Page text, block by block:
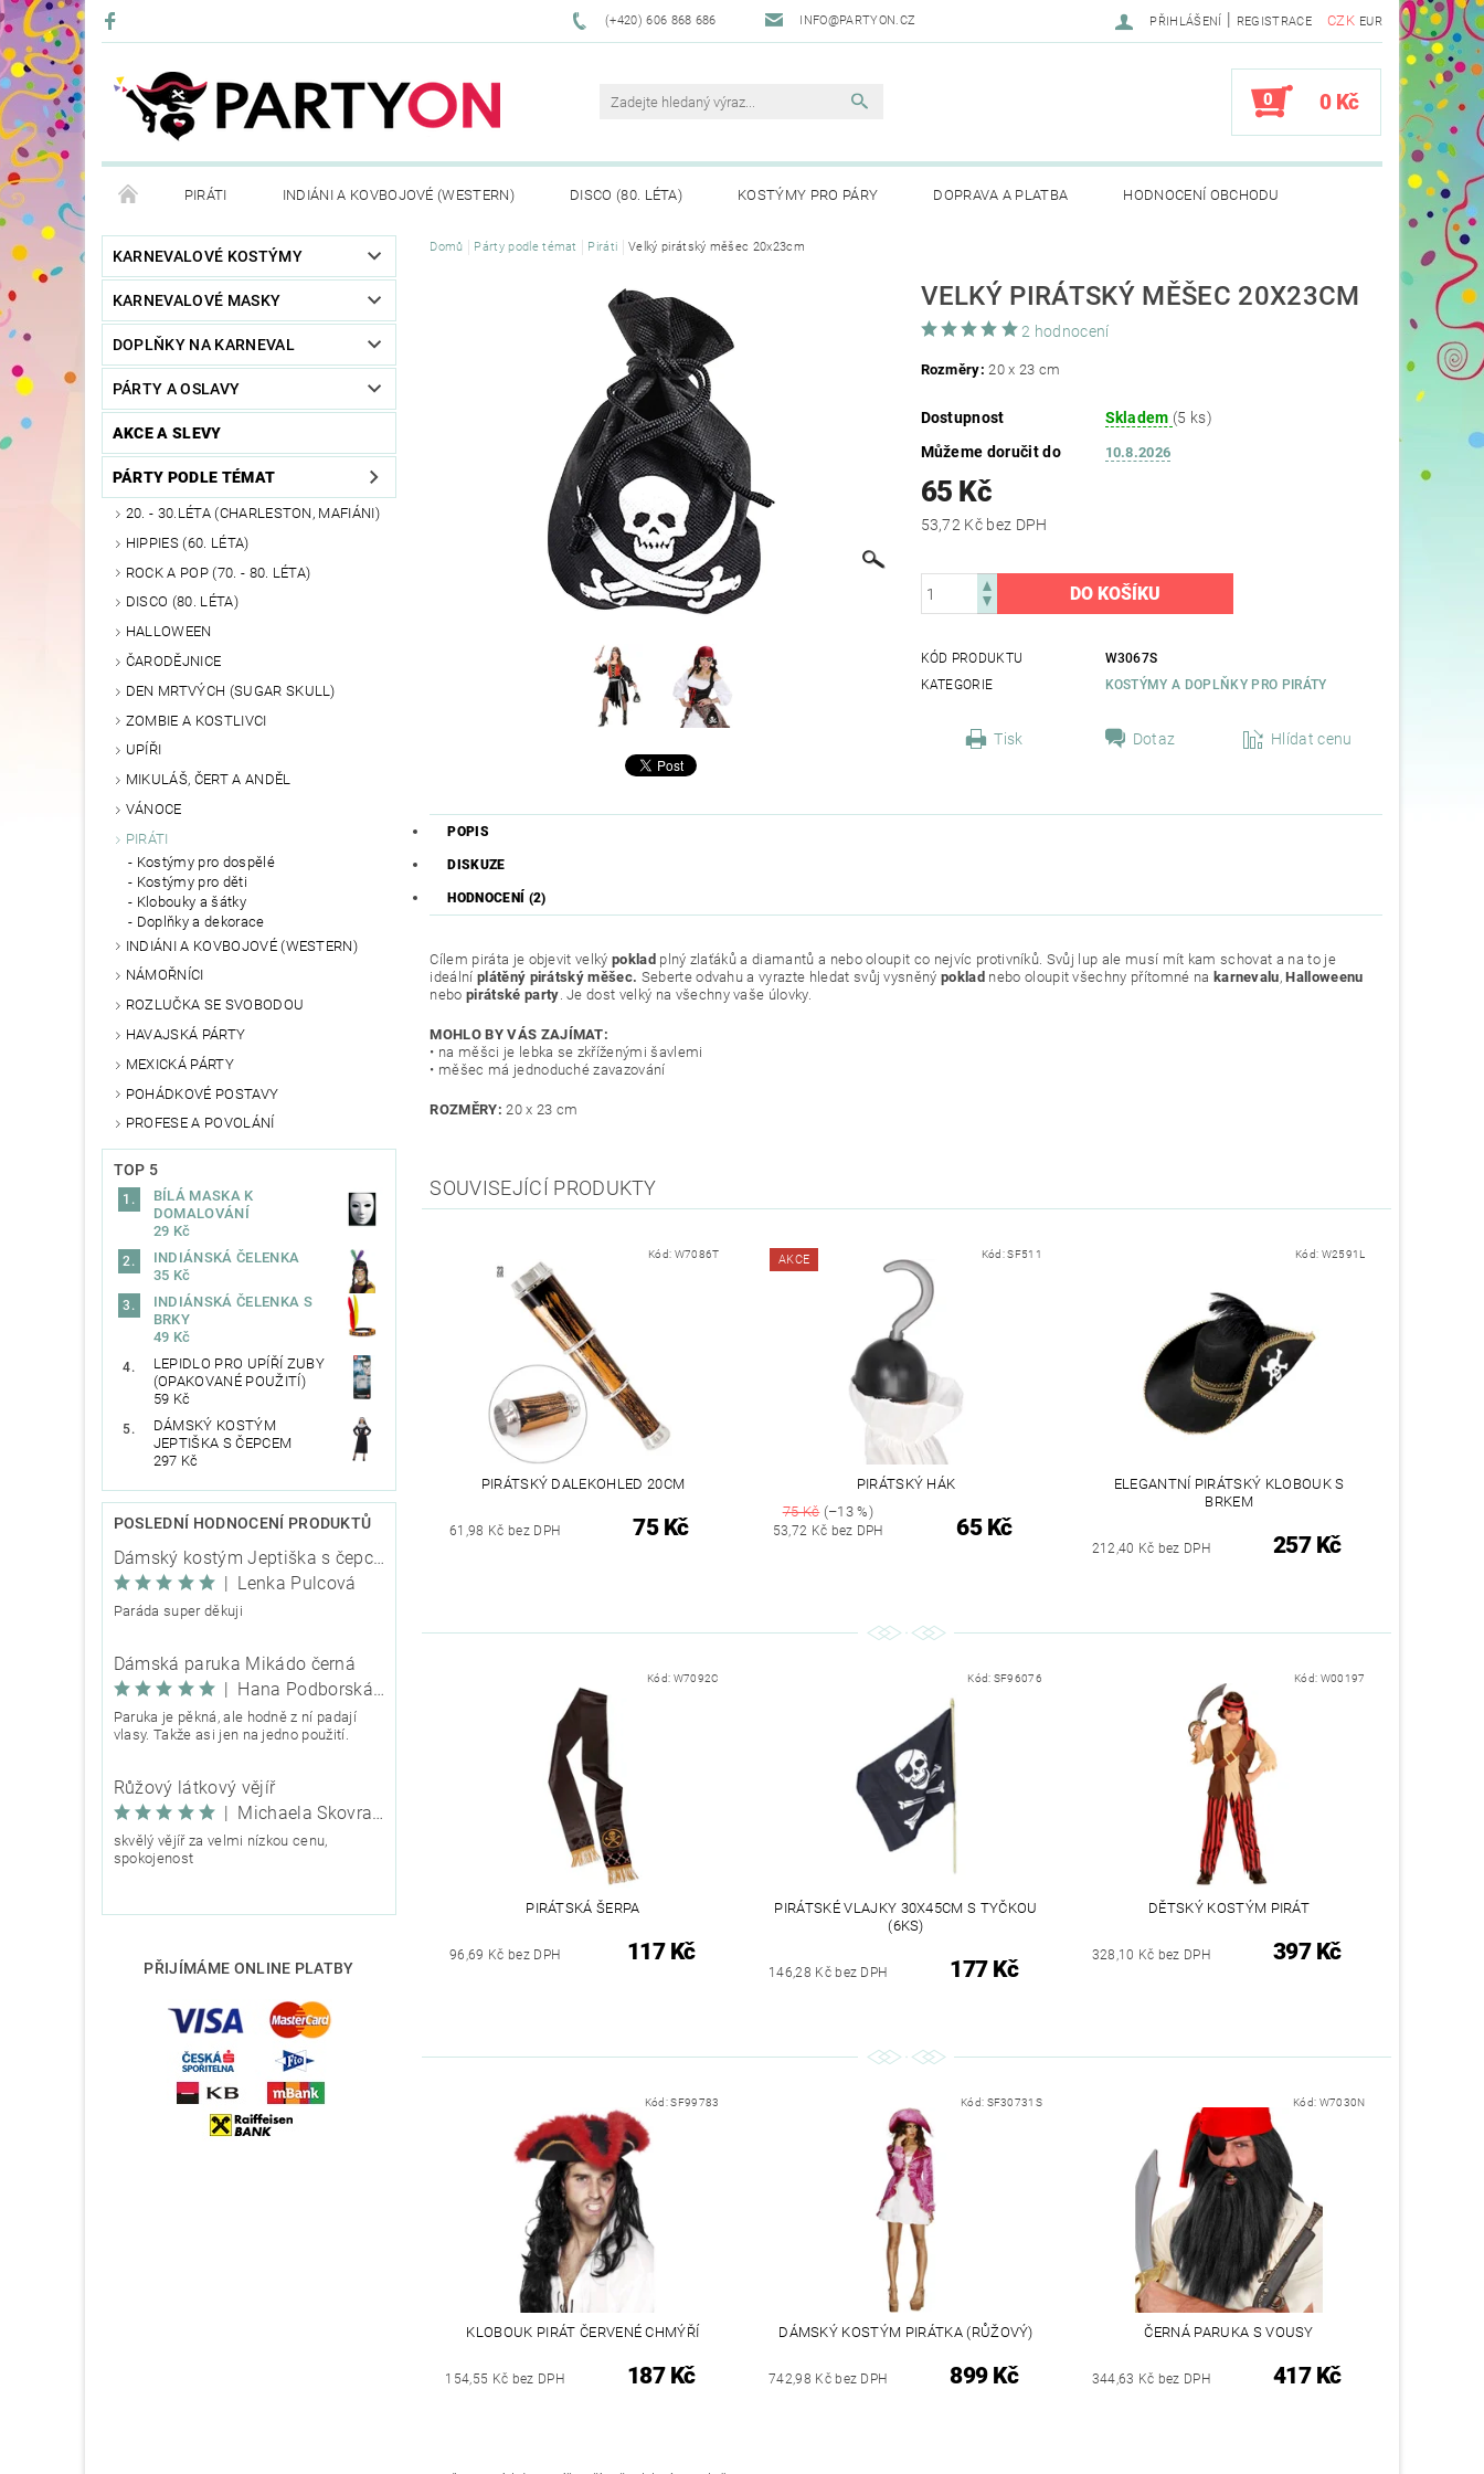
(+420) 606 868 686 INFO@PARTYON.CZ CZK EUR
PŘIHLÁŠENÍ | REGISTRACE
0 0 Kč
PIRÁTI INDIÁNI A KOVBOJOVÉ (WESTERN) DISCO (80. LÉTA) KOSTÝMY PRO PÁRY DOPRAVA A PLATBA HODNOCENÍ OBCHODU
KONTAKTY OBCHODNÍ PODMÍNKY VRÁCENÍ ZBOŽÍ REKLAMACE
KARNEVALOVÉ KOSTÝMY
KARNEVALOVÉ MASKY
DOPLŇKY NA KARNEVAL
PÁRTY A OSLAVY
AKCE A SLEVY
PÁRTY PODLE TÉMAT
20. - 30.LÉTA (CHARLESTON, MAFIÁNI)
HIPPIES (60. LÉTA)
ROCK A POP (70. - 80. LÉTA)
DISCO (80. LÉTA)
HALLOWEEN
ČARODĚJNICE
DEN MRTVÝCH (SUGAR SKULL)
ZOMBIE A KOSTLIVCI
UPÍŘI
MIKULÁŠ, ČERT A ANDĚL
VÁNOCE
PIRÁTI
Kostýmy pro dospělé
Kostýmy pro děti
Klobouky a šátky
Doplňky a dekorace
INDIÁNI A KOVBOJOVÉ (WESTERN)
NÁMOŘNÍCI
ROZLUČKA SE SVOBODOU
HAVAJSKÁ PÁRTY
MEXICKÁ PÁRTY
POHÁDKOVÉ POSTAVY
PROFESE A POVOLÁNÍ
TOP 5
BÍLÁ MASKA K
DOMALOVÁNÍ
29 Kč
INDIÁNSKÁ ČELENKA
35 Kč
INDIÁNSKÁ ČELENKA S
BRKY
49 Kč
LEPIDLO PRO UPÍŘÍ ZUBY
(OPAKOVANÉ POUŽITÍ)
59 Kč
DÁMSKÝ KOSTÝM
JEPTIŠKA S ČEPCEM
297 Kč
POSLEDNÍ HODNOCENÍ PRODUKTŮ
Dámský kostým Jeptiška s čepcem
Lenka Pulcová
Paráda super děkuji
Dámská paruka Mikádo černá
Hana Podborská TRIXIE
Paruka je pěkná, ale hodně z ní padají
vlasy. Takže asi jen na jedno použití.
Růžový látkový vějíř
Michaela Škovranová
skvělý vějíř za velmi nízkou cenu,
spokojenost
PŘIJÍMÁME ONLINE PLATBY
Domů Párty podle témat Piráti Velký pirátský měšec 20x23cm
VELKÝ PIRÁTSKÝ MĚŠEC 20X23CM
2 hodnocení
Rozměry: 20 x 23 cm
Dostupnost Skladem (5 ks)
Můžeme doručit do
10.8.2026
65 Kč
53,72 Kč bez DPH
KÓD PRODUKTU
W3067S
KATEGORIE
KOSTÝMY A DOPLŇKY PRO PIRÁTY
Tisk Dotaz Hlídat cenu
POPIS
DISKUZE
HODNOCENÍ (2)
Cílem piráta je objevit velkýpoklad plný zlaťáků a diamantů a nebo oloupit co nejvíc protivníků. Svůj lup ale musí mít kam schovat a na to je
ideální plátěný pirátský měšec. Seberte odvahu a vyrazte hledat svůj vysněnýpoklad nebo oloupit všechny přítomné na karnevalu,Halloweenu
nebopirátské party. Je dost velký na všechny vaše úlovky.
MOHLO BY VÁS ZAJÍMAT:
• na měšci je lebka se zkříženými šavlemi
• měšec má jednoduché zavazování
ROZMĚRY: 20 x 23 cm
SOUVISEJÍCÍ PRODUKTY
Kód: W7086T
PIRÁTSKÝ DALEKOHLED 20CM
61,98 Kč bez DPH 75 Kč
AKCE Kód:SF511
PIRÁTSKÝ HÁK
75 Kč(–13 %)
53,72 Kč bez DPH 65 Kč
Kód: W2591L
ELEGANTNÍ PIRÁTSKÝ KLOBOUK S
BRKEM
212,40 Kč bez DPH 257 Kč
Kód: W7092C
PIRÁTSKÁ ŠERPA
96,69 Kč bez DPH 117 Kč
Kód: SF96076
PIRÁTSKÉ VLAJKY 30X45CM S TYČKOU
(6KS)
146,28 Kč bez DPH 177 Kč
Kód: W00197
DĚTSKÝ KOSTÝM PIRÁT
328,10 Kč bez DPH 397 Kč
Kód:SF99783
KLOBOUK PIRÁT ČERVENÉ CHMÝŘÍ
154,55 Kč bez DPH 187 Kč
Kód: SF30731S
DÁMSKÝ KOSTÝM PIRÁTKA (RŮŽOVÝ)
742,98 Kč bez DPH 899 Kč
Kód: W7030N
ČERNÁ PARUKA S VOUSY
344,63 Kč bez DPH 417 Kč